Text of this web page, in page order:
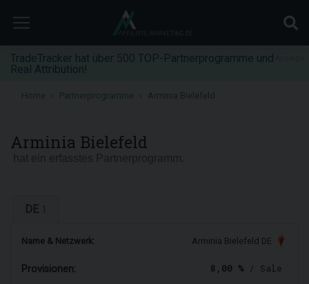
TradeTracker hat über 500 TOP-Partnerprogramme und
Real Attribution!
Home Partnerprogramme
Arminia Bielefeld
DE
Name & Netzwerk: Arminia Bielefeld DE
Provisionen: 8,00 % / Sale